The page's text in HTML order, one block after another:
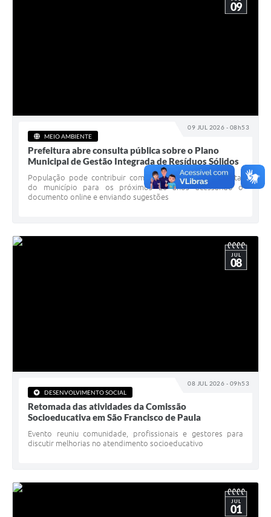
09 JUL 2026 - 08h53
09
MEIO AMBIENTE
Prefeitura abre consulta pública sobre o Plano
Municipal de Gestão Integrada de Resíduos Sólidos
População pode contribuir com o planejamento ambiental
do município para os próximos 20 anos acessando o
documento online e enviando sugestões
08 JUL 2026 - 09h53
JUL
08
DESENVOLVIMENTO SOCIAL
Retomada das atividades da Comissão
Socioeducativa em São Francisco de Paula
Evento reuniu comunidade, profissionais e gestores para
discutir melhorias no atendimento socioeducativo
JUL
01